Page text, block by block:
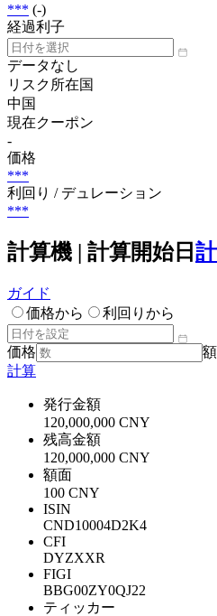
*** (-)
経過利子
データなし
リスク所在国
中国
現在クーポン
-
価格
***
利回り / デュレーション
***
計算機 | 計算開始日
ガイド
価格から
利回りから
価格
計算
発行金額
120,000,000 CNY
残高金額
120,000,000 CNY
額面
100 CNY
ISIN
CND10004D2K4
CFI
DYZXXR
FIGI
BBG00ZY0QJ22
ティッカー